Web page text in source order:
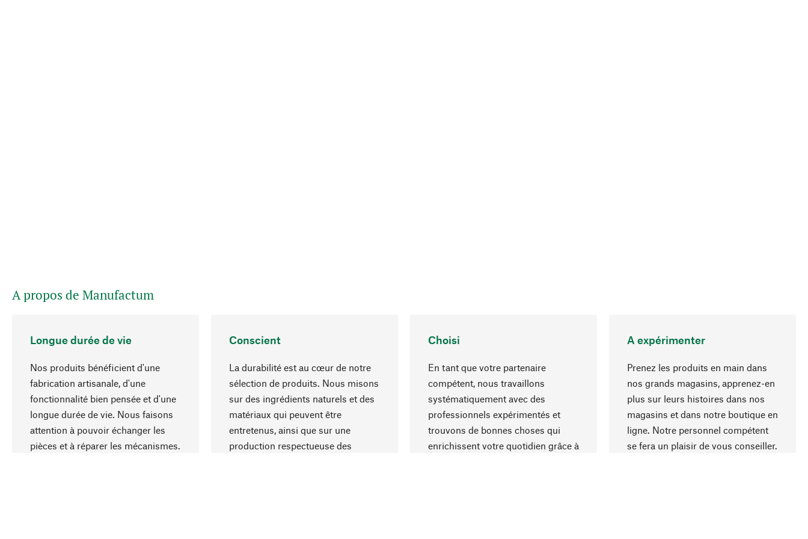
A propos de Manufactum
Longue durée de vie
Nos produits bénéficient d'une
fabrication artisanale, d'une
fonctionnalité bien pensée et d'une
longue durée de vie. Nous faisons
attention à pouvoir échanger les
pièces et à réparer les mécanismes.
Conscient
La durabilité est au cœur de notre
sélection de produits. Nous misons
sur des ingrédients naturels et des
matériaux qui peuvent être
entretenus, ainsi que sur une
production respectueuse des
Choisi
En tant que votre partenaire
compétent, nous travaillons
systématiquement avec des
professionnels expérimentés et
trouvons de bonnes choses qui
enrichissent votre quotidien grâce à
A expérimenter
Prenez les produits en main dans
nos grands magasins, apprenez-en
plus sur leurs histoires dans nos
magasins et dans notre boutique en
ligne. Notre personnel compétent
se fera un plaisir de vous conseiller.